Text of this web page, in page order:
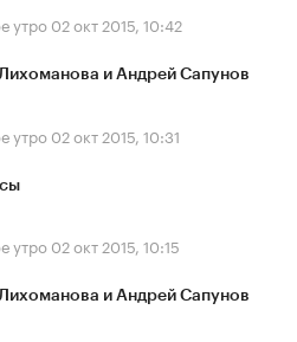
утро02 окт 2015, 10:42
и Андрей Сапунов
утро02 окт 2015, 10:31
утро02 окт 2015, 10:15
и Андрей Сапунов